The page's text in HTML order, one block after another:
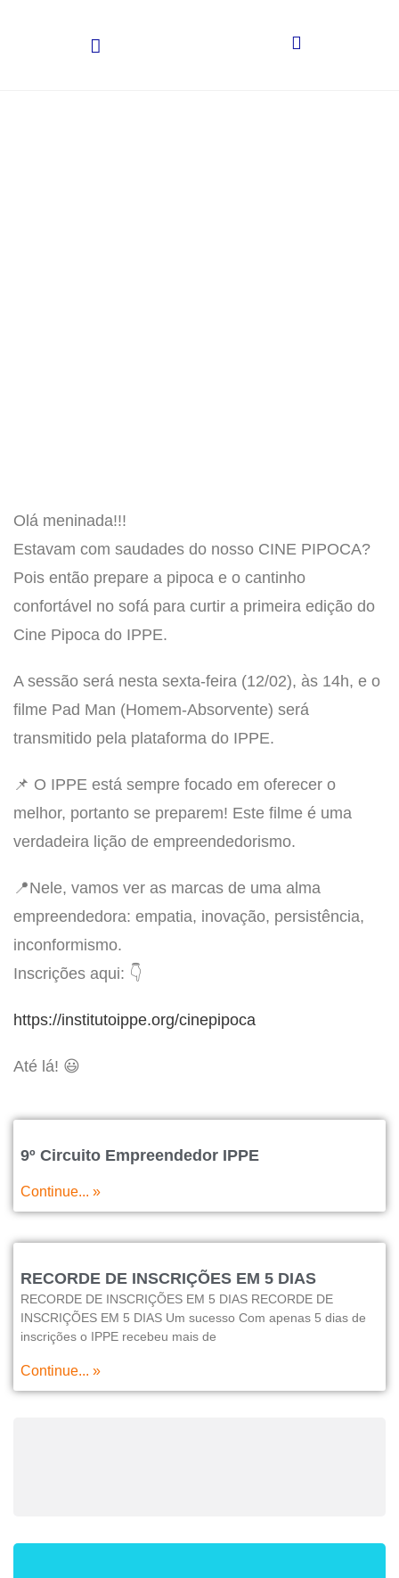
Olá meninada!!!
Estavam com saudades do nosso CINE PIPOCA?
Pois então prepare a pipoca e o cantinho
confortável no sofá para curtir a primeira edição do
Cine Pipoca do IPPE.
A sessão será nesta sexta-feira (12/02), às 14h, e o
filme Pad Man (Homem-Absorvente) será
transmitido pela plataforma do IPPE.
📌 O IPPE está sempre focado em oferecer o
melhor, portanto se preparem! Este filme é uma
verdadeira lição de empreendedorismo.
📍Nele, vamos ver as marcas de uma alma
empreendedora: empatia, inovação, persistência,
inconformismo.
Inscrições aqui: 👇
https://institutoippe.org/cinepipoca
Até lá! 😃
9º Circuito Empreendedor IPPE
Continue... »
RECORDE DE INSCRIÇÕES EM 5 DIAS
RECORDE DE INSCRIÇÕES EM 5 DIAS RECORDE DE
INSCRIÇÕES EM 5 DIAS Um sucesso Com apenas 5 dias de
inscrições o IPPE recebeu mais de
Continue... »